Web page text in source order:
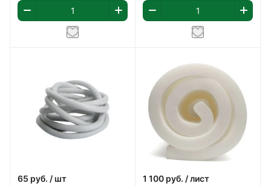
65 руб. / шт
1 100 руб. / лист